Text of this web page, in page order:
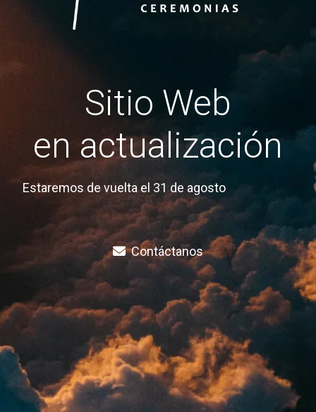
Sitio Web
en actualización
Estaremos de vuelta el 31 de agosto
Contáctanos